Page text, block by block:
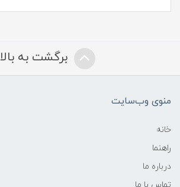
برگشت به بالا
منوی وب‌سایت
خانه
راهنما
درباره ما